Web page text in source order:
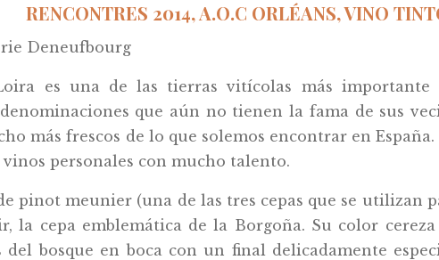
RENCONTRES 2014, A.O.C ORLÉANS, VINO
Deneufbourg
es una de las tierras vitícolas más importante
que aún no tienen la fama de sus
más frescos de lo que solemos encontrar en
vinos personales con mucho talento.
pinot meunier (una de las tres cepas que se utilizan
la cepa emblemática de la Borgoña. Su color
bosque en boca con un final delicadamente